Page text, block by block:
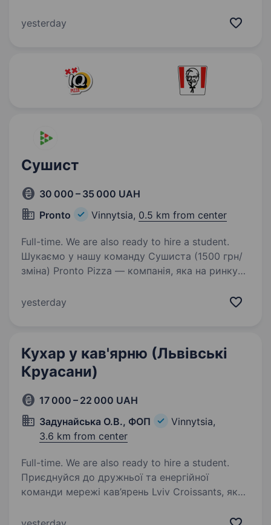
Запрошуємо на роботу кондитера Кого
yesterday
Сушист
30 000 – 35 000 UAH
Pronto
Vinnytsia, 0.5 km from center
Full-time. We are also ready to hire a student.
Шукаємо у нашу команду Сушиста (1500 грн/
зміна) Pronto Pizza — компанія, яка на ринку
в 11-ти містах України, які працюють над тим,
yesterday
Кухар у кав'ярню (Львівські
Круасани)
17 000 – 22 000 UAH
Задунайська О.В., ФОП
Vinnytsia,
3.6 km from center
Full-time. We are also ready to hire a student.
Приєднуйся до дружньої та енергійної
команди мережі кав’ярень Lviv Croissants, яка
України, Європи і США та забезпечує